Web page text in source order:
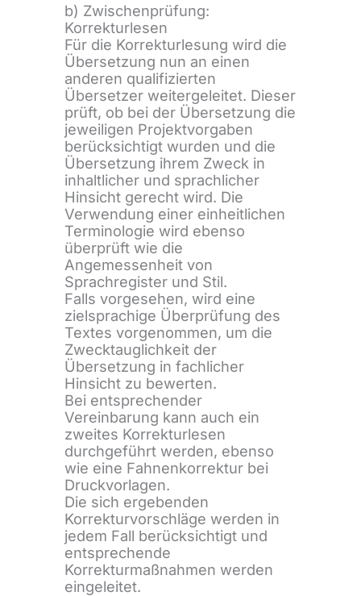
b) Zwischenprüfung:
Korrekturlesen
Für die Korrekturlesung wird die
Übersetzung nun an einen
anderen qualifizierten
Übersetzer weitergeleitet. Dieser
prüft, ob bei der Übersetzung die
jeweiligen Projektvorgaben
berücksichtigt wurden und die
Übersetzung ihrem Zweck in
inhaltlicher und sprachlicher
Hinsicht gerecht wird. Die
Verwendung einer einheitlichen
Terminologie wird ebenso
überprüft wie die
Angemessenheit von
Sprachregister und Stil.
Falls vorgesehen, wird eine
zielsprachige Überprüfung des
Textes vorgenommen, um die
Zwecktauglichkeit der
Übersetzung in fachlicher
Hinsicht zu bewerten.
Bei entsprechender
Vereinbarung kann auch ein
zweites Korrekturlesen
durchgeführt werden, ebenso
wie eine Fahnenkorrektur bei
Druckvorlagen.
Die sich ergebenden
Korrekturvorschläge werden in
jedem Fall berücksichtigt und
entsprechende
Korrekturmaßnahmen werden
eingeleitet.